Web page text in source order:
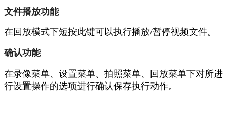
文件播放功能
在回放模式下短按此键可以执行播放/暂停视频文件。
确认功能
在录像菜单、设置菜单、拍照菜单、回放菜单下对所进
行设置操作的选项进行确认保存执行动作。